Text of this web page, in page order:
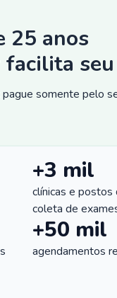
25 anos
somente pelo
+3 mil
clínicas e postos
coleta de
+50 mil
agendamentos